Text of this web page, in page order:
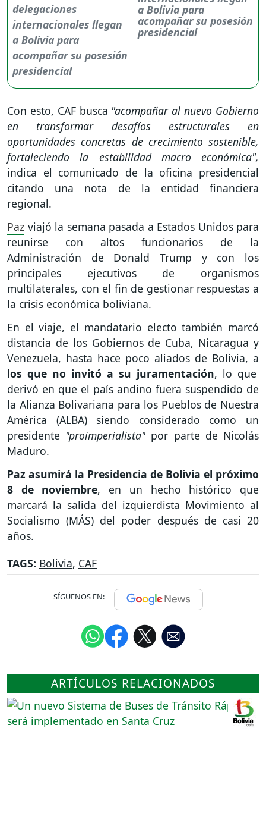
a Bolivia para
acompañar su posesión
presidencial
Con esto, CAF busca "acompañar al nuevo Gobierno
en transformar desafíos estructurales en
oportunidades concretas de crecimiento sostenible,
fortaleciendo la estabilidad macro económica",
indica el comunicado de la oficina presidencial
citando una nota de la entidad financiera
regional.
Paz viajó la semana pasada a Estados Unidos para
reunirse con altos funcionarios de la
Administración de Donald Trump y con los
principales ejecutivos de organismos
multilaterales, con el fin de gestionar respuestas a
la crisis económica boliviana.
En el viaje, el mandatario electo también marcó
distancia de los Gobiernos de Cuba, Nicaragua y
Venezuela, hasta hace poco aliados de Bolivia, a
los que no invitó a su juramentación, lo que
derivó en que el país andino fuera suspendido de
la Alianza Bolivariana para los Pueblos de Nuestra
América (ALBA) siendo considerado como un
presidente "proimperialista"por parte de Nicolás
Maduro.
Paz asumirá la Presidencia de Bolivia el próximo
8 de noviembre, en un hecho histórico que
marcará la salida del izquierdista Movimiento al
Socialismo (MÁS) del poder después de casi 20
años.
TAGS: Bolivia, CAF
SÍGUENOS EN:
ARTÍCULOS RELACIONADOS